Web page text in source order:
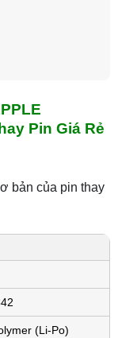
Pin Giá Rẻ
bản của pin thay
(Li-Po)